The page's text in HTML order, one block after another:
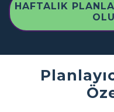
HAFTALIK